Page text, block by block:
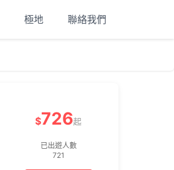
極地 聯絡我們
$726起
已出遊人數
721